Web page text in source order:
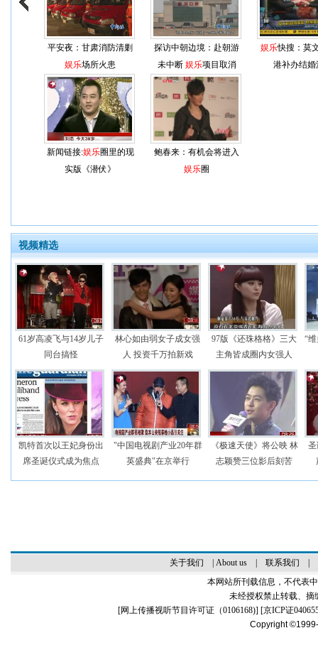
平安夜：甘肃消防清剿
娱乐场所火患
探访中朝边境：赴朝游
未中断 娱乐项目取消
娱乐快搜：莫
港补办结婚
新闻链接:娱乐圈里的现
实版《潜伏》
鲍春来：有机会将进入
娱乐圈
视频精选
61岁高凌飞与14岁儿子
同台搞怪
林心如由弱女子成女强
人 投资千万拍新戏
97版《还珠格格》三大
主角皆成圈内女强人
“
凯特首次以王妃身份出
席圣诞仪式成为焦点
"中国电视剧产业20年群
英盛典"在京举行
《极速天使》将公映 林
志颖赞三位影后刻苦
关于我们 About us| 联系我们
本网站所刊载信息，不代表
未经授权禁止转载、摘
[网上传播视听节目许可证（0106168)] [京ICP证
Copyright